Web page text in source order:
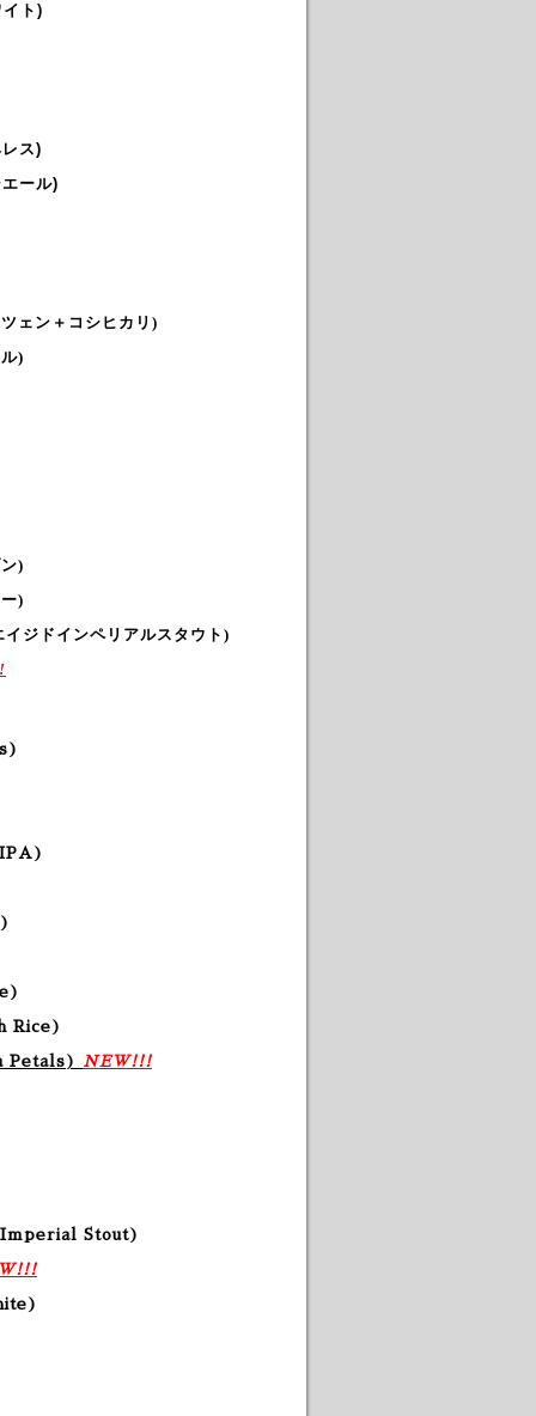
ト)
ス)
ール)
ェン＋コシヒカリ)
)
)
)
イジドインペリアルスタウト)
)
)
)
Rice)
Petals) NEW!!!
Stout)